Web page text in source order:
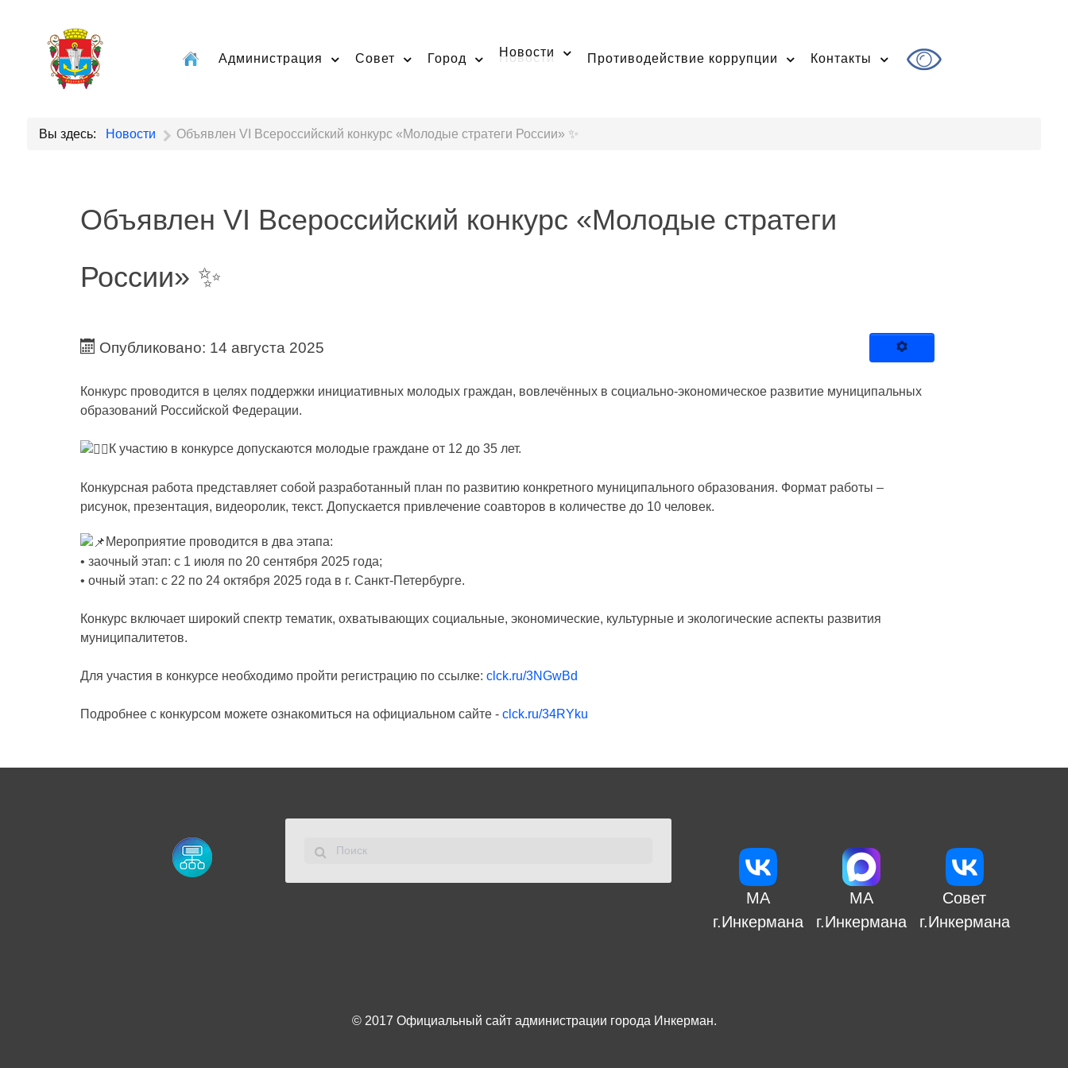
Администрация Совет Город Новости Противодействие коррупции Контакты
Вы здесь: Новости Объявлен VI Всероссийский конкурс «Молодые стратеги России» ✨
Объявлен VI Всероссийский конкурс «Молодые стратеги
России» ✨
Опубликовано: 14 августа 2025
Конкурс проводится в целях поддержки инициативных молодых граждан, вовлечённых в социально-экономическое развитие муниципальных
образований Российской Федерации.
К участию в конкурсе допускаются молодые граждане от 12 до 35 лет.
Конкурсная работа представляет собой разработанный план по развитию конкретного муниципального образования. Формат работы –
рисунок, презентация, видеоролик, текст. Допускается привлечение соавторов в количестве до 10 человек.
Мероприятие проводится в два этапа:
• заочный этап: с 1 июля по 20 сентября 2025 года;
• очный этап: с 22 по 24 октября 2025 года в г. Санкт-Петербурге.
Конкурс включает широкий спектр тематик, охватывающих социальные, экономические, культурные и экологические аспекты развития
муниципалитетов.
Для участия в конкурсе необходимо пройти регистрацию по ссылке:clck.ru/3NGwBd
Подробнее с конкурсом можете ознакомиться на официальном сайте -clck.ru/34RYku
МА
г.Инкермана
МА
г.Инкермана
Совет
г.Инкермана
© 2017 Официальный сайт администрации города Инкерман.